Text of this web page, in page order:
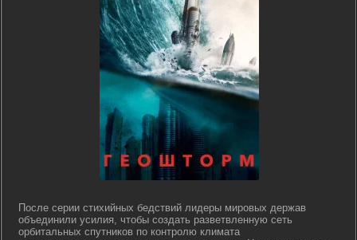
После серии стихийных бедствий лидеры мировых держав
объединили усилия, чтобы создать разветвленную сеть
орбитальных спутников по контролю климата